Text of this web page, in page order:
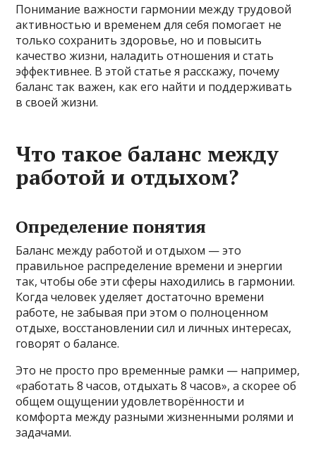
Понимание важности гармонии между трудовой
активностью и временем для себя помогает не
только сохранить здоровье, но и повысить
качество жизни, наладить отношения и стать
эффективнее. В этой статье я расскажу, почему
баланс так важен, как его найти и поддерживать
в своей жизни.
Что такое баланс между
работой и отдыхом?
Определение понятия
Баланс между работой и отдыхом — это
правильное распределение времени и энергии
так, чтобы обе эти сферы находились в гармонии.
Когда человек уделяет достаточно времени
работе, не забывая при этом о полноценном
отдыхе, восстановлении сил и личных интересах,
говорят о балансе.
Это не просто про временные рамки — например,
«работать 8 часов, отдыхать 8 часов», а скорее об
общем ощущении удовлетворённости и
комфорта между разными жизненными ролями и
задачами.